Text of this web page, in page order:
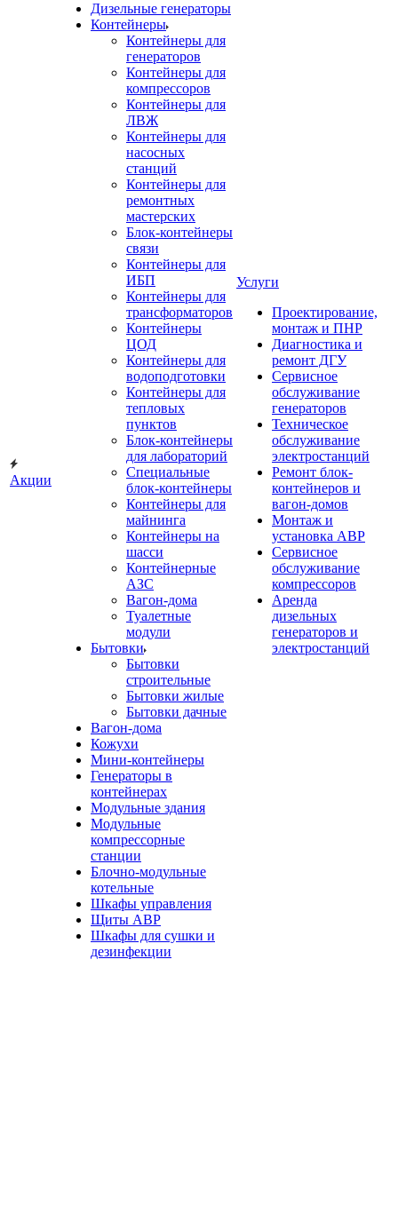
Акции
Дизельные генераторы
Контейнеры
Контейнеры для
генераторов
Контейнеры для
компрессоров
Контейнеры для
ЛВЖ
Контейнеры для
насосных
станций
Контейнеры для
ремонтных
мастерских
Блок-контейнеры
связи
Контейнеры для
ИБП
Контейнеры для
трансформаторов
Контейнеры
ЦОД
Контейнеры для
водоподготовки
Контейнеры для
тепловых
пунктов
Блок-контейнеры
для лабораторий
Специальные
блок-контейнеры
Контейнеры для
майнинга
Контейнеры на
шасси
Контейнерные
АЗС
Вагон-дома
Туалетные
модули
Бытовки
Бытовки
строительные
Бытовки жилые
Бытовки дачные
Вагон-дома
Кожухи
Мини-контейнеры
Генераторы в
контейнерах
Модульные здания
Модульные
компрессорные
станции
Блочно-модульные
котельные
Шкафы управления
Щиты АВР
Шкафы для сушки и
дезинфекции
Услуги
Проектирование,
монтаж и ПНР
Диагностика и
ремонт ДГУ
Сервисное
обслуживание
генераторов
Техническое
обслуживание
электростанций
Ремонт блок-
контейнеров и
вагон-домов
Монтаж и
установка АВР
Сервисное
обслуживание
компрессоров
Аренда
дизельных
генераторов и
электростанций